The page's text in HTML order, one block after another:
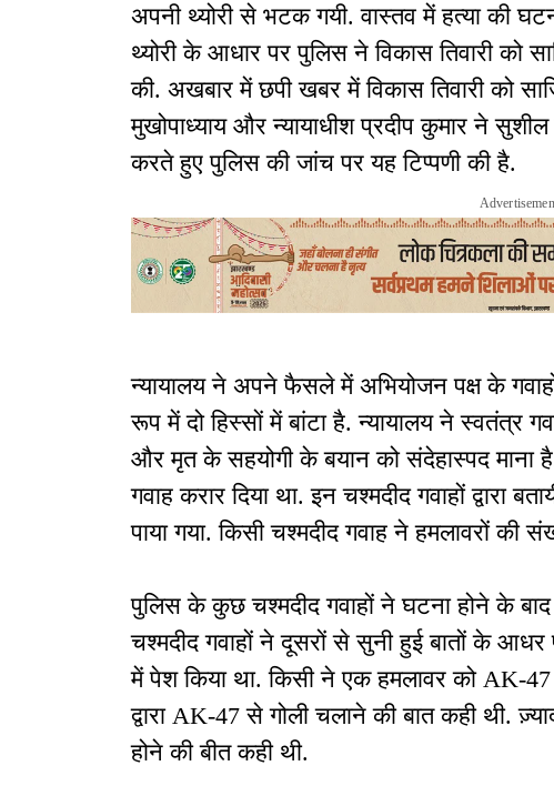
अपनी थ्योरी से भटक गयी. वास्तव में हत्या की
थ्योरी के आधार पर पुलिस ने विकास तिवारी को
की. अखबार में छपी खबर में विकास तिवारी को
मुखोपाध्याय और न्यायाधीश प्रदीप कुमार ने
करते हुए पुलिस की जांच पर यह टिप्पणी की है.
न्यायालय ने अपने फैसले में अभियोजन पक्ष के
रूप में दो हिस्सों में बांटा है. न्यायालय ने
और मृत के सहयोगी के बयान को संदेहास्पद माना
गवाह करार दिया था. इन चश्मदीद गवाहों द्वारा
पाया गया. किसी चश्मदीद गवाह ने हमलावरों की
पुलिस के कुछ चश्मदीद गवाहों ने घटना होने के
चश्मदीद गवाहों ने दूसरों से सुनी हुई बातों के
में पेश किया था. किसी ने एक हमलावर को AK-47
द्वारा AK-47 से गोली चलाने की बात कही थी.
होने की बीत कही थी.